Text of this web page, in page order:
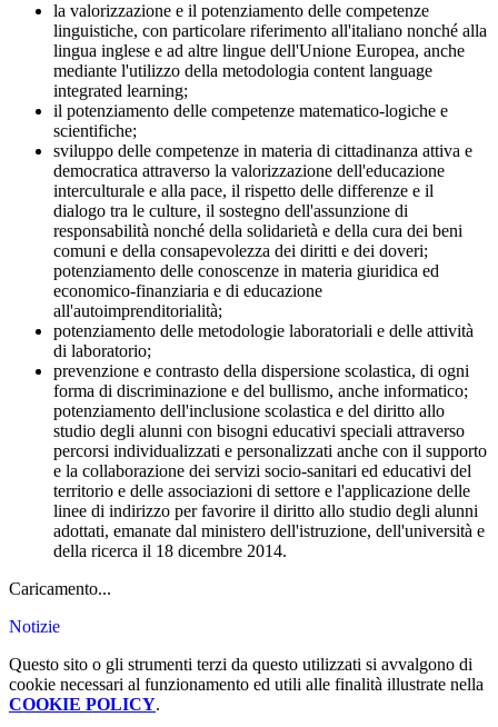
la valorizzazione e il potenziamento delle competenze
linguistiche, con particolare riferimento all'italiano nonché alla
lingua inglese e ad altre lingue dell'Unione Europea, anche
mediante l'utilizzo della metodologia content language
integrated learning;
il potenziamento delle competenze matematico-logiche e
scientifiche;
sviluppo delle competenze in materia di cittadinanza attiva e
democratica attraverso la valorizzazione dell'educazione
interculturale e alla pace, il rispetto delle differenze e il
dialogo tra le culture, il sostegno dell'assunzione di
responsabilità nonché della solidarietà e della cura dei beni
comuni e della consapevolezza dei diritti e dei doveri;
potenziamento delle conoscenze in materia giuridica ed
economico-finanziaria e di educazione
all'autoimprenditorialità;
potenziamento delle metodologie laboratoriali e delle attività
di laboratorio;
prevenzione e contrasto della dispersione scolastica, di ogni
forma di discriminazione e del bullismo, anche informatico;
potenziamento dell'inclusione scolastica e del diritto allo
studio degli alunni con bisogni educativi speciali attraverso
percorsi individualizzati e personalizzati anche con il supporto
e la collaborazione dei servizi socio-sanitari ed educativi del
territorio e delle associazioni di settore e l'applicazione delle
linee di indirizzo per favorire il diritto allo studio degli alunni
adottati, emanate dal ministero dell'istruzione, dell'università e
della ricerca il 18 dicembre 2014.
Caricamento...
Notizie
Questo sito o gli strumenti terzi da questo utilizzati si avvalgono di
cookie necessari al funzionamento ed utili alle finalità illustrate nella
COOKIE POLICY.